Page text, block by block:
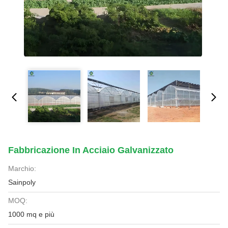
Fabbricazione In Acciaio Galvanizzato
Marchio:
Sainpoly
MOQ:
1000 mq e più